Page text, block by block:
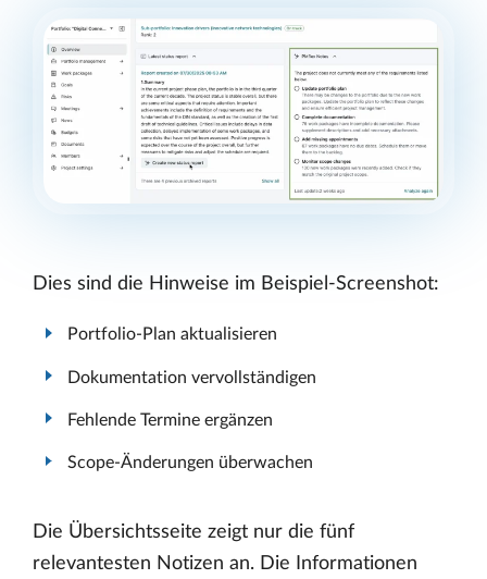
Dies sind die Hinweise im Beispiel-Screenshot:
Portfolio-Plan aktualisieren
Dokumentation vervollständigen
Fehlende Termine ergänzen
Scope-Änderungen überwachen
Die Übersichtsseite zeigt nur die fünf
relevantesten Notizen an. Die Informationen